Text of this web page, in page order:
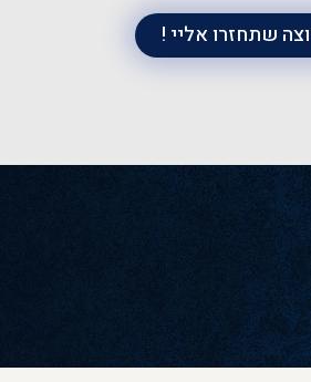
שתחזרו אליי !